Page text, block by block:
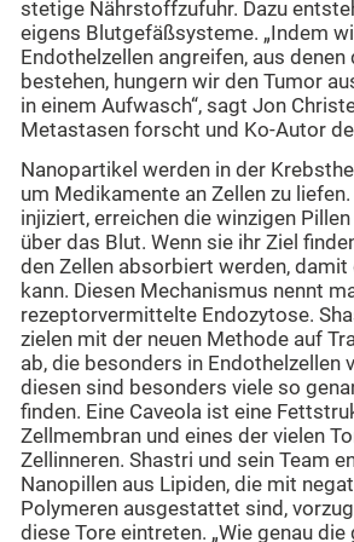
stetige Nährstoffzufuhr. Dazu
eigens Blutgefäßsysteme. „Indem
Endothelzellen angreifen, aus
bestehen, hungern wir den Tumor
in einem Aufwasch“, sagt Jon
Metastasen forscht und Ko-Autor
Nanopartikel werden in der
um Medikamente an Zellen zu
injiziert, erreichen die winzigen
über das Blut. Wenn sie ihr Ziel
den Zellen absorbiert werden,
kann. Diesen Mechanismus nennt
rezeptorvermittelte Endozytose.
zielen mit der neuen Methode auf
ab, die besonders in Endothelzellen
diesen sind besonders viele so
finden. Eine Caveola ist eine
Zellmembran und eines der vielen
Zellinneren. Shastri und sein Team
Nanopillen aus Lipiden, die mit
Polymeren ausgestattet sind,
diese Tore eintreten. „Wie genau die